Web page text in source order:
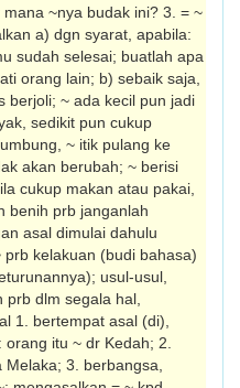
~nya budak ini? 3. = ~
a) dgn syarat, apabila:
sudah selesai; buatlah apa
orang lain; b) sebaik saja,
berjoli; ~ ada kecil pun jadi
sedikit pun cukup
~ itik pulang ke
akan berubah; ~ berisi
cukup makan atau pakai,
benih prb janganlah
asal dimulai dahulu
kelakuan (budi bahasa)
usul-usul,
dlm segala hal,
1. bertempat asal (di),
itu ~ dr Kedah; 2.
3. berbangsa,